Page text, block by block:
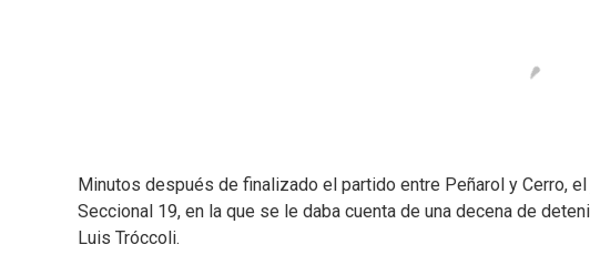
Minutos después de finalizado el partido entre Peñarol y Cerro,
Seccional 19, en la que se le daba cuenta de una decena de
Luis Tróccoli.